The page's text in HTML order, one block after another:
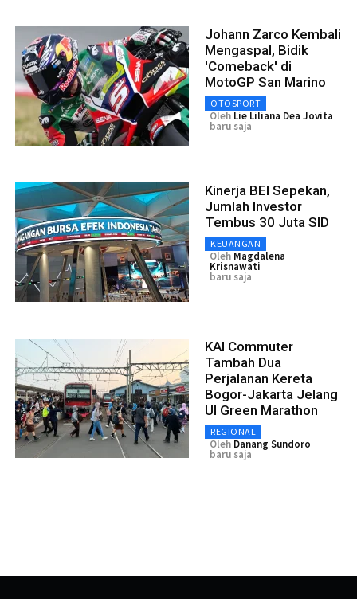
Johann Zarco Kembali
Mengaspal, Bidik
'Comeback' di
MotoGP San Marino
OTOSPORT
Oleh Lie Liliana Dea Jovita
baru saja
Kinerja BEI Sepekan,
Jumlah Investor
Tembus 30 Juta SID
KEUANGAN
Oleh Magdalena
Krisnawati
baru saja
KAI Commuter
Tambah Dua
Perjalanan Kereta
Bogor-Jakarta Jelang
UI Green Marathon
REGIONAL
Oleh Danang Sundoro
baru saja